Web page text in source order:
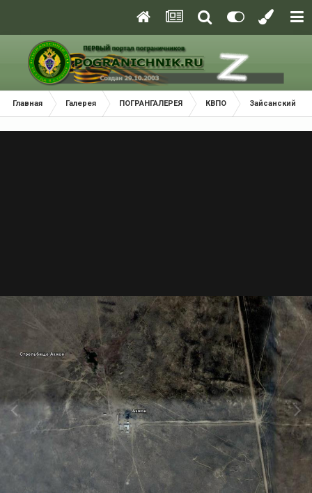
Главная Галерея ПОГРАНГАЛЕРЕЯ КВПО Зайсанский